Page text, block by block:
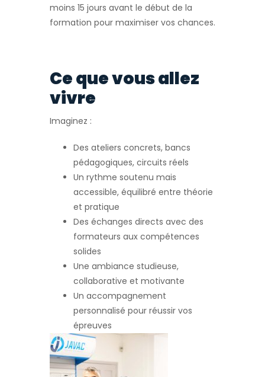
moins 15 jours avant le début de la
formation pour maximiser vos chances.
Ce que vous allez
vivre
Imaginez :
Des ateliers concrets, bancs
pédagogiques, circuits réels
Un rythme soutenu mais
accessible, équilibré entre théorie
et pratique
Des échanges directs avec des
formateurs aux compétences
solides
Une ambiance studieuse,
collaborative et motivante
Un accompagnement
personnalisé pour réussir vos
épreuves